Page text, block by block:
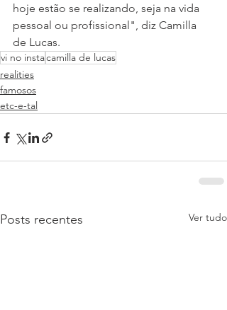
hoje estão se realizando, seja na vida
pessoal ou profissional", diz Camilla
de Lucas.
vi no instacamilla de lucas
realities
famosos
etc-e-tal
Posts recentes Ver tudo